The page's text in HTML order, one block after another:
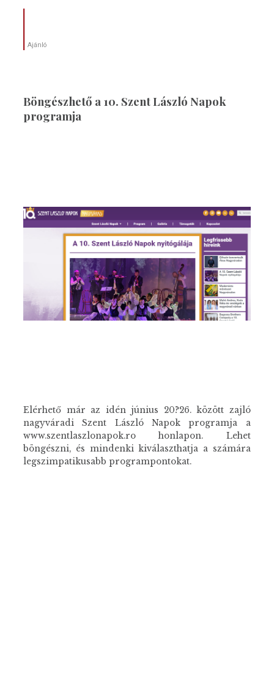
Ajánló
Böngészhető a 10. Szent László Napok
programja
Elérhető már az idén június 20?26. között zajló
nagyváradi Szent László Napok programja a
www.szentlaszlonapok.ro honlapon. Lehet
böngészni, és mindenki kiválaszthatja a számára
legszimpatikusabb programpontokat.